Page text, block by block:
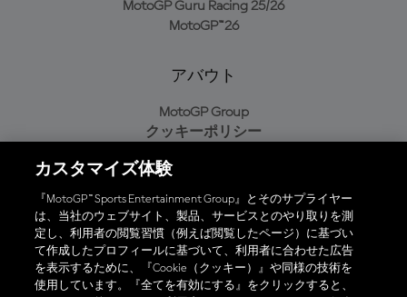
MotoGP Guru Racing 25/26
MotoGP™26
アバウト
MotoGP Group
クッキーポリシー
プライバシーポリシー
購入ポリシー
オフィシャルアプリ
カスタマイズ体験
『MotoGP™ Sports Entertainment Group』とそのサプライヤー
は、当社のウェブサイト、製品、サービスとのやり取りを測
定し、利用者の閲覧習慣（例えば閲覧したページ）に基づい
て作成したプロフィールに基づいて、利用者に合わせた広告
を表示するために、『Cookie（クッキー）』や同様の技術を
使用しています。『全てを有効にする』をクリックすると、